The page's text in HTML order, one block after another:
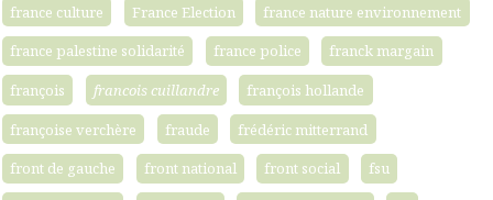
france culture
France Election
france nature environnement
france palestine solidarité
france police
franck margain
françois
francois cuillandre
françois hollande
françoise verchère
fraude
frédéric mitterrand
front de gauche
front national front social
fsu